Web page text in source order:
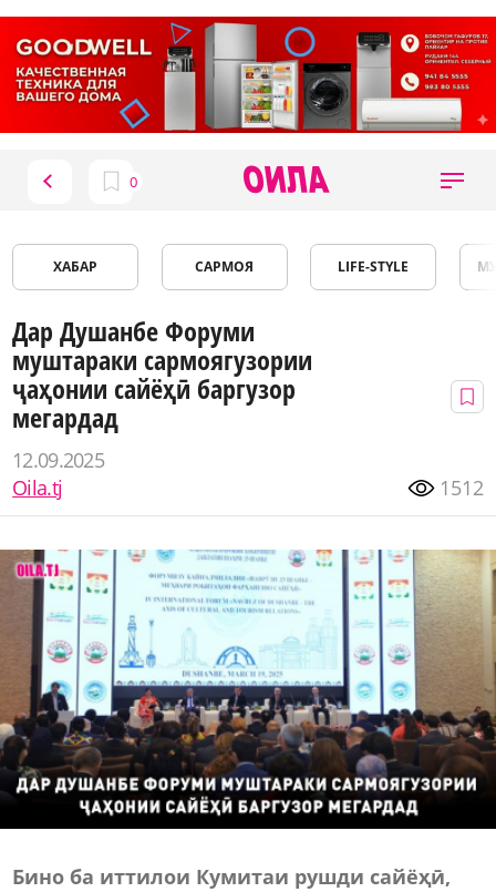
ХАБАР САРМОЯ LIFE-STYLE
Дар Душанбе Форуми
муштараки сармоягузории
ҷаҳонии сайёҳӣ баргузор
мегардад
12.09.2025
Oila.tj
1512
Бино ба иттилои Кумитаи рушди сайёҳӣ,